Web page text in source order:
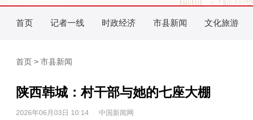
首页 记者一线 时政经济 市县新闻 文化旅游
首页 > 市县新闻
陕西韩城：村干部与她的七座大棚
2026年06月03日 10:14 中国新闻网